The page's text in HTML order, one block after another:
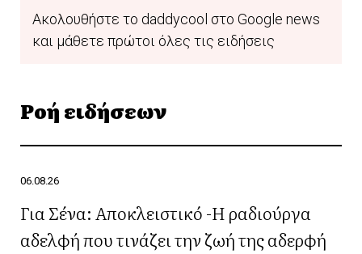
Ακολουθήστε το daddycool στο Google news
και μάθετε πρώτοι όλες τις ειδήσεις
Ροή ειδήσεων
06.08.26
Για Σένα: Αποκλειστικό -Η ραδιούργα
αδελφή που τινάζει την ζωή της αδερφή